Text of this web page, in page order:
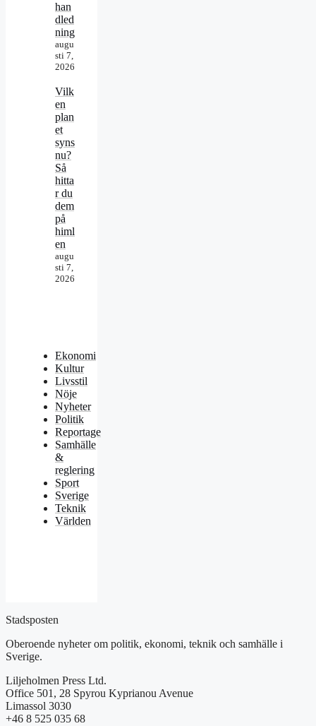
han
dled
ning
augu
sti 7,
2026
Vilk
en
plan
et
syns
nu?
Så
hitta
r du
dem
på
himl
en
augu
sti 7,
2026
Ekonomi
Kultur
Livsstil
Nöje
Nyheter
Politik
Reportage
Samhälle
&
reglering
Sport
Sverige
Teknik
Världen
Stadsposten
Oberoende nyheter om politik, ekonomi, teknik och samhälle i
Sverige.
Liljeholmen Press Ltd.
Office 501, 28 Spyrou Kyprianou Avenue
Limassol 3030
+46 8 525 035 68